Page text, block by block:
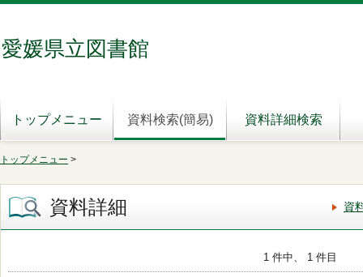
愛媛県立図書館
トップメニュー 資料検索(簡易) 資料詳細検索
トップメニュー >
資料詳細 資
1 件中、 1 件目